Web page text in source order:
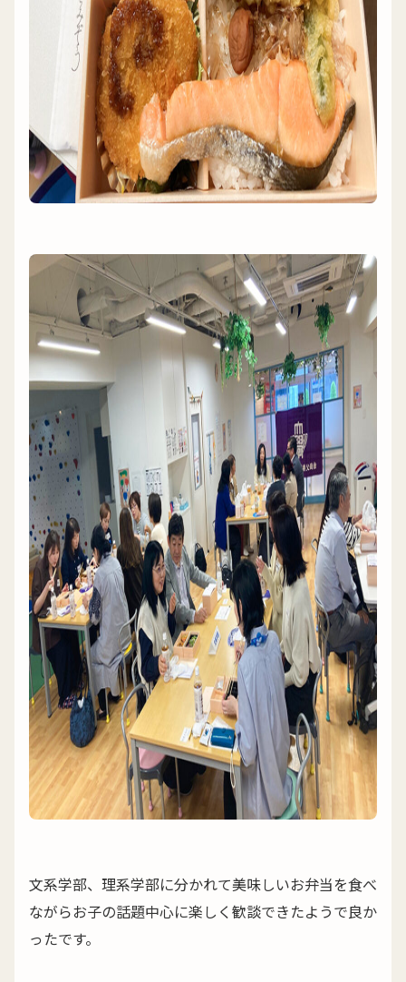
文系学部、理系学部に分かれて美味しいお弁当を食べ
ながらお子の話題中心に楽しく歓談できたようで良か
ったです。